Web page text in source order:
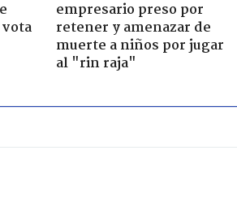
empresario preso por
retener y amenazar de
muerte a niños por jugar
al "rin raja"